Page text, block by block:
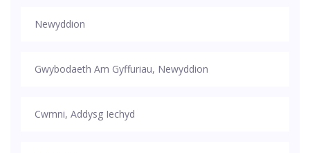
Newyddion
Gwybodaeth Am Gyffuriau, Newyddion
Cwmni, Addysg Iechyd